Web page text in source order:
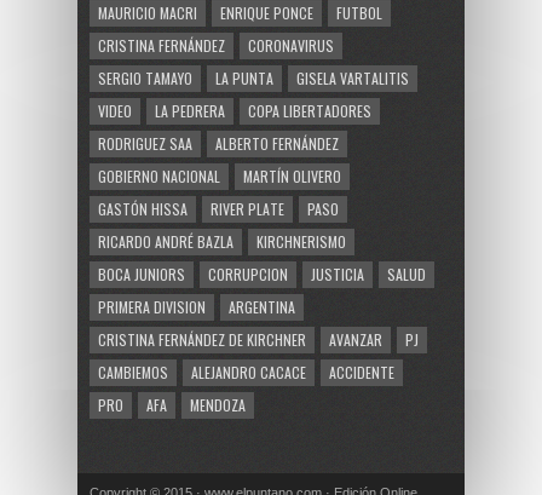
MAURICIO MACRI
ENRIQUE PONCE
FUTBOL
CRISTINA FERNÁNDEZ
CORONAVIRUS
SERGIO TAMAYO
LA PUNTA
GISELA VARTALITIS
VIDEO
LA PEDRERA
COPA LIBERTADORES
RODRIGUEZ SAA
ALBERTO FERNÁNDEZ
GOBIERNO NACIONAL
MARTÍN OLIVERO
GASTÓN HISSA
RIVER PLATE
PASO
RICARDO ANDRÉ BAZLA
KIRCHNERISMO
BOCA JUNIORS
CORRUPCION JUSTICIA
SALUD
PRIMERA DIVISION
ARGENTINA
CRISTINA FERNÁNDEZ DE KIRCHNER
AVANZAR
PJ
CAMBIEMOS
ALEJANDRO CACACE
ACCIDENTE
PRO
AFA MENDOZA
Copyright © 2015 · www.elpuntano.com · Edición Online